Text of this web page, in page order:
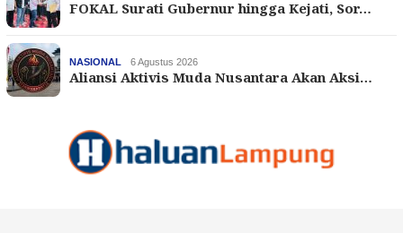
FOKAL Surati Gubernur hingga Kejati, Sor…
NASIONAL 6 Agustus 2026
Aliansi Aktivis Muda Nusantara Akan Aksi…